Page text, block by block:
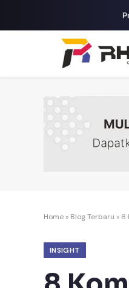
Home » Blog Terbaru » 8
INSIGHT